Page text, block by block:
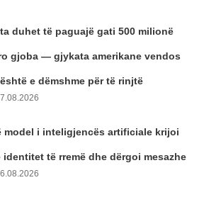
duhet të paguajë gati 500 milionë
gjoba — gjykata amerikane vendos
e dëmshme për të rinjtë
model i inteligjencës artificiale krijoi
identitet të rremë dhe dërgoi mesazhe